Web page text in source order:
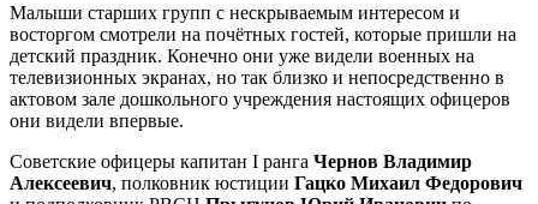
Малыши старших групп с нескрываемым интересом и
восторгом смотрели на почётных гостей, которые пришли на
детский праздник. Конечно они уже видели военных на
телевизионных экранах, но так близко и непосредственно в
актовом зале дошкольного учреждения настоящих офицеров
они видели впервые.
Советские офицеры капитан I ранга Чернов Владимир
Алексеевич, полковник юстиции Гацко Михаил Федорович